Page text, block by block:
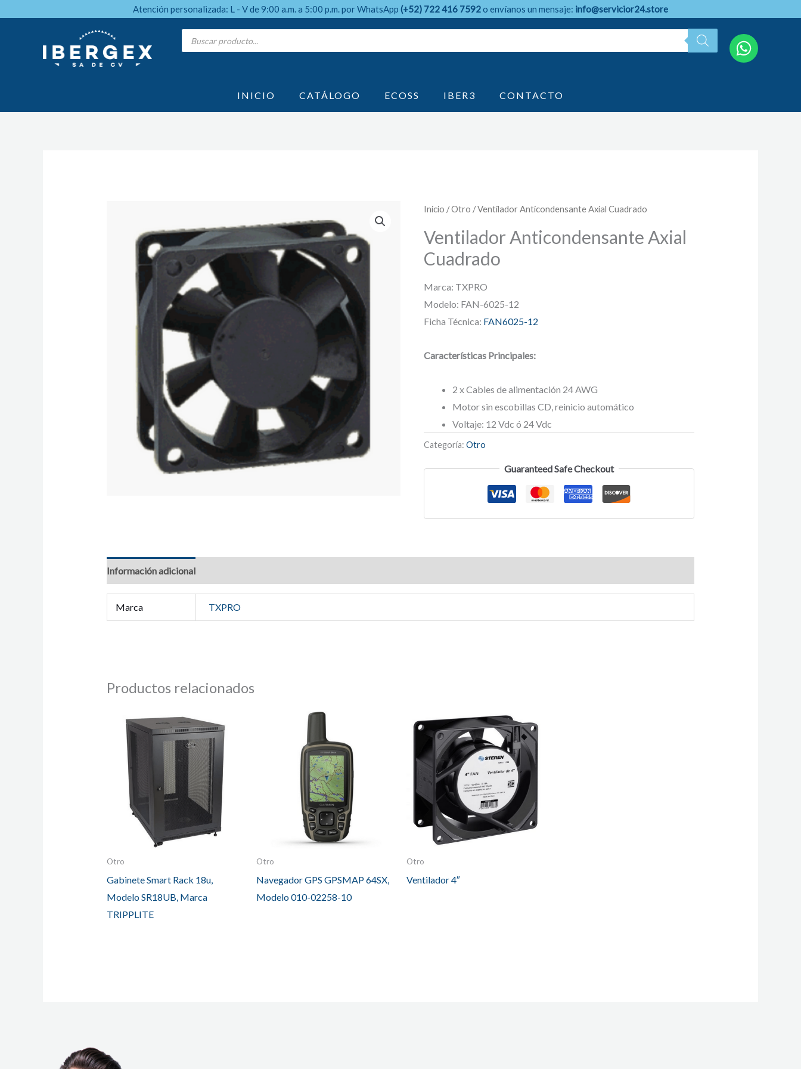
Atención personalizada: L - V de 9:00 a.m. a 5:00 p.m. por WhatsApp (+52) 722 416 7592o envíanos un mensaje: info@servicior24.store
Products
search
INICIO CATÁLOGO ECOSS IBER3 CONTACTO
Inicio /Otro / Ventilador Anticondensante Axial Cuadrado
Ventilador Anticondensante Axial
Cuadrado
Marca: TXPRO
Modelo: FAN-6025-12
Ficha Técnica: FAN6025-12
Características Principales:
2 x Cables de alimentación 24 AWG
Motor sin escobillas CD, reinicio automático
Voltaje: 12 Vdc ó 24 Vdc
Categoría:Otro
Guaranteed Safe Checkout
Información adicional
Marca TXPRO
Productos relacionados
Otro
Gabinete Smart Rack 18u,
Modelo SR18UB, Marca
TRIPPLITE
Otro
Navegador GPS GPSMAP 64SX,
Modelo 010-02258-10
Otro
Ventilador 4″